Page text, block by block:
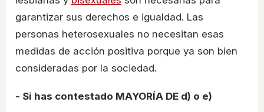
garantizar sus derechos e igualdad. Las
personas heterosexuales no necesitan esas
medidas de acción positiva porque ya son bien
consideradas por la sociedad.
- Si has contestado MAYORÍA DE d) o e)